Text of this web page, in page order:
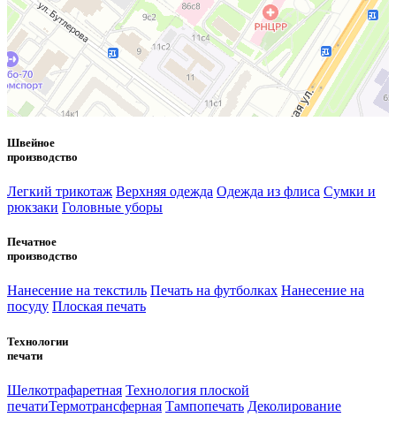
Швейное
производство
Легкий трикотаж Верхняя одежда Одежда из флиса Сумки и
рюкзаки Головные уборы
Печатное
производство
Нанесение на текстиль Печать на футболках Нанесение на
посуду Плоская печать
Технологии
печати
Шелкотрафаретная Технология плоской
печатиТермотрансферная Тампопечать Деколирование